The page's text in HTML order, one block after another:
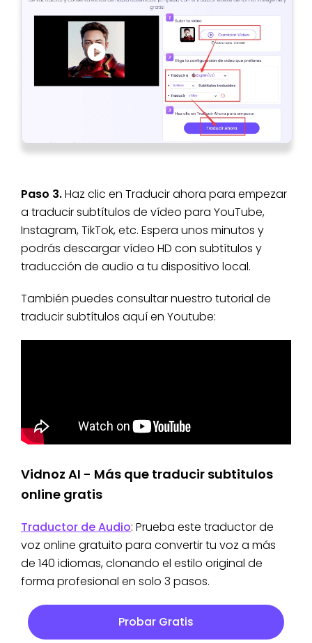
Paso 3.Haz clic en Traducir ahora para empezar
a traducir subtítulos de vídeo para YouTube,
Instagram, TikTok, etc. Espera unos minutos y
podrás descargar vídeo HD con subtítulos y
traducción de audio a tu dispositivo local.
También puedes consultar nuestro tutorial de
traducir subtítulos aquí en Youtube:
Vidnoz AI - Más que traducir subtitulos
online gratis
Traductor de Audio: Prueba este traductor de
voz online gratuito para convertir tu voz a más
de 140 idiomas, clonando el estilo original de
forma profesional en solo 3 pasos.
Probar Gratis